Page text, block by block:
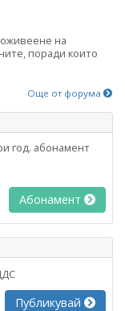
на
поради които
Още от форума
год. абонамент
Абонамент
Публикувай